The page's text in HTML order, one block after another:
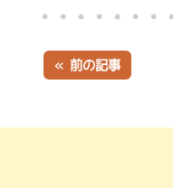
« 前の記事